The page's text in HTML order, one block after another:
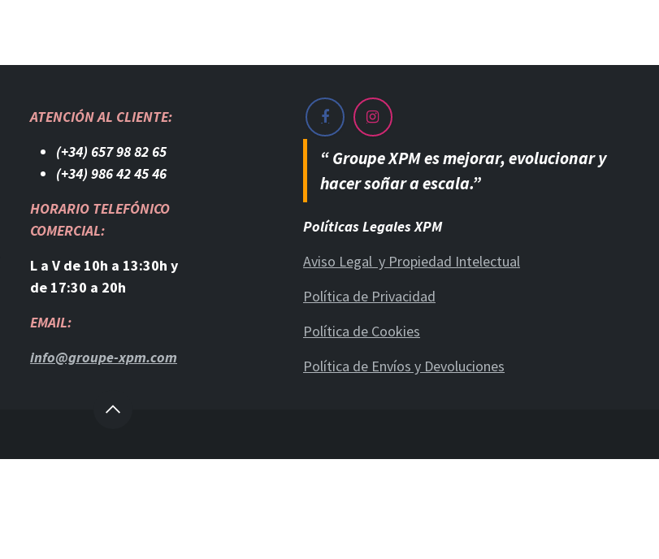
“ Groupe XPM es mejorar, evolucionar y
hacer soñar a escala.”
Políticas Legales XPM
Aviso Legal y Propiedad Intelectual
Política de Privacidad
Política de Cookies
Política de Envíos y Devoluciones
ATENCIÓN AL CLIENTE:
(+34) 657 98 82 65
(+34) 986 42 45 46​
HORARIO TELEFÓNICO
COMERCIAL:
L a V de 10h a 13:30h y
de 17:30 a 20h
EMAIL:
info@groupe-xpm.com